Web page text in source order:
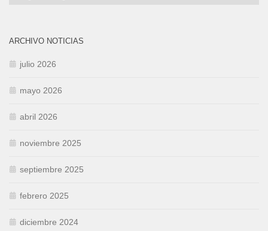
ARCHIVO NOTICIAS
julio 2026
mayo 2026
abril 2026
noviembre 2025
septiembre 2025
febrero 2025
diciembre 2024